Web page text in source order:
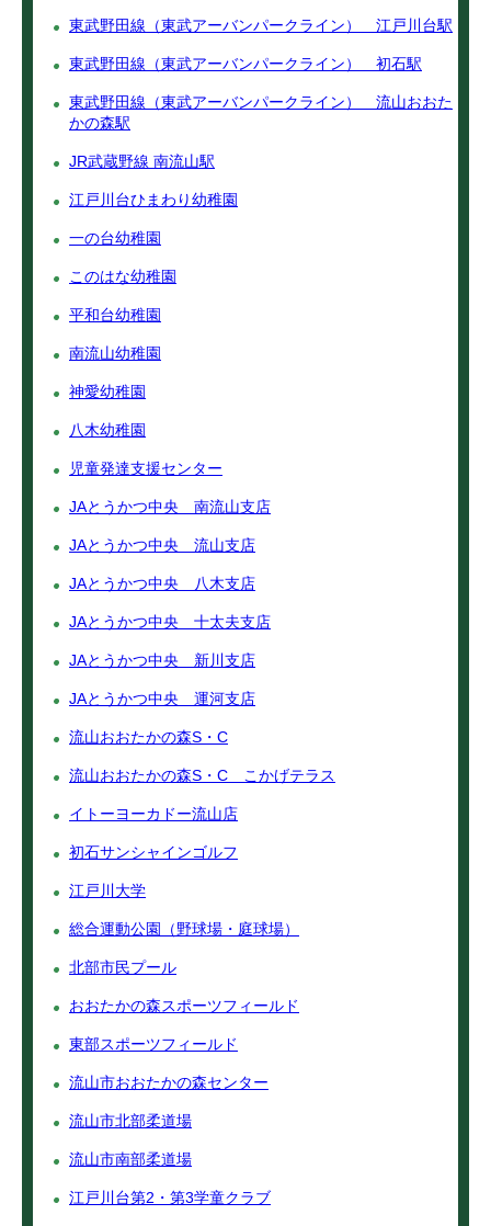
東武野田線（東武アーバンパークライン） 江戸川台駅
東武野田線（東武アーバンパークライン） 初石駅
東武野田線（東武アーバンパークライン） 流山おおた
かの森駅
JR武蔵野線 南流山駅
江戸川台ひまわり幼稚園
一の台幼稚園
このはな幼稚園
平和台幼稚園
南流山幼稚園
神愛幼稚園
八木幼稚園
児童発達支援センター
JAとうかつ中央 南流山支店
JAとうかつ中央 流山支店
JAとうかつ中央 八木支店
JAとうかつ中央 十太夫支店
JAとうかつ中央 新川支店
JAとうかつ中央 運河支店
流山おおたかの森S・C
流山おおたかの森S・C こかげテラス
イトーヨーカドー流山店
初石サンシャインゴルフ
江戸川大学
総合運動公園（野球場・庭球場）
北部市民プール
おおたかの森スポーツフィールド
東部スポーツフィールド
流山市おおたかの森センター
流山市北部柔道場
流山市南部柔道場
江戸川台第2・第3学童クラブ